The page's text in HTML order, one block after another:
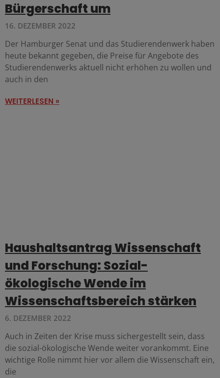
Bürgerschaft um
16. DEZEMBER 2022
Der Hamburger Senat und das Studierendenwerk haben
heute bekannt gegeben, die Preise für Angebote des
Studierendenwerks aktuell nicht erhöhen zu wollen und
auch in den
WEITERLESEN »
Haushaltsantrag Wissenschaft
und Forschung: Sozial-
ökologische Wende im
Wissenschaftsbereich stärken
6. DEZEMBER 2022
Auch in Zeiten der Krise muss sichergestellt sein, dass
die sozial-ökologische Wende weiter vorankommt. Eine
wichtige Rolle nimmt hier vor allem die Wissenschaft ein,
die